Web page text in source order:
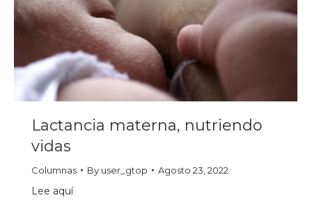
Lactancia materna, nutriendo
vidas
Columnas By user_gtop Agosto 23, 2022
Lee aquí